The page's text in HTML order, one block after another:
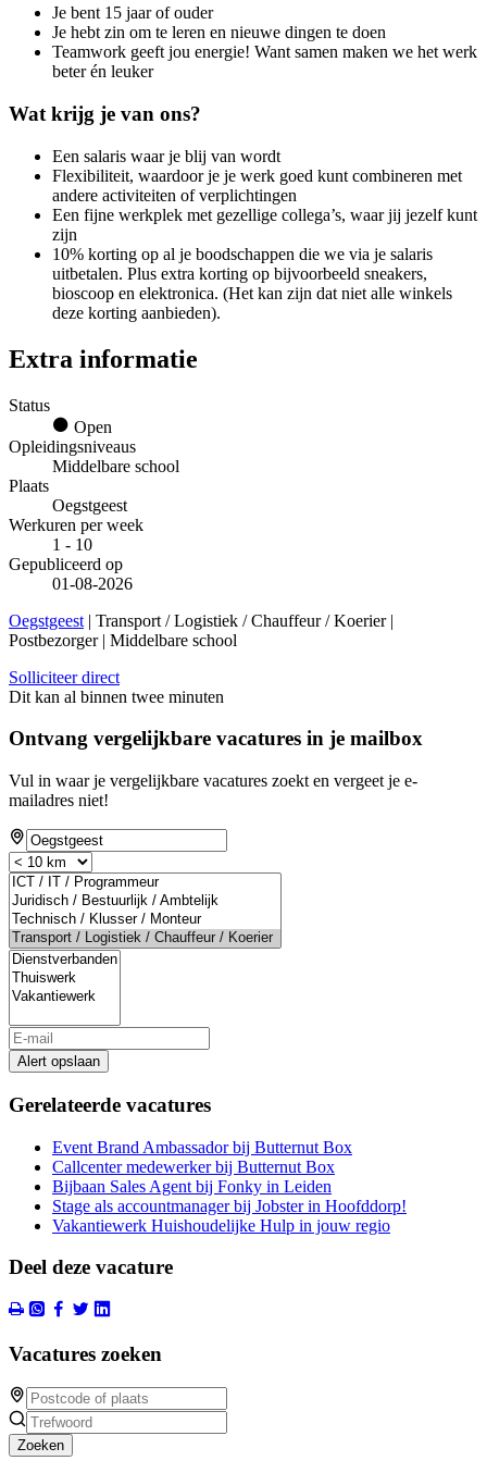
Je bent 15 jaar of ouder
Je hebt zin om te leren en nieuwe dingen te doen
Teamwork geeft jou energie! Want samen maken we het werk
beter én leuker
Wat krijg je van ons?
Een salaris waar je blij van wordt
Flexibiliteit, waardoor je je werk goed kunt combineren met
andere activiteiten of verplichtingen
Een fijne werkplek met gezellige collega’s, waar jij jezelf kunt
zijn
10% korting op al je boodschappen die we via je salaris
uitbetalen. Plus extra korting op bijvoorbeeld sneakers,
bioscoop en elektronica. (Het kan zijn dat niet alle winkels
deze korting aanbieden).
Extra informatie
Status
Open
Opleidingsniveaus
Middelbare school
Plaats
Oegstgeest
Werkuren per week
1 - 10
Gepubliceerd op
01-08-2026
Oegstgeest | Transport / Logistiek / Chauffeur / Koerier |
Postbezorger | Middelbare school
Solliciteer direct
Dit kan al binnen twee minuten
Ontvang vergelijkbare vacatures in je mailbox
Vul in waar je vergelijkbare vacatures zoekt en vergeet je e-
mailadres niet!
Alert opslaan
Gerelateerde vacatures
Event Brand Ambassador bij Butternut Box
Callcenter medewerker bij Butternut Box
Bijbaan Sales Agent bij Fonky in Leiden
Stage als accountmanager bij Jobster in Hoofddorp!
Vakantiewerk Huishoudelijke Hulp in jouw regio
Deel deze vacature
Vacatures zoeken
Zoeken